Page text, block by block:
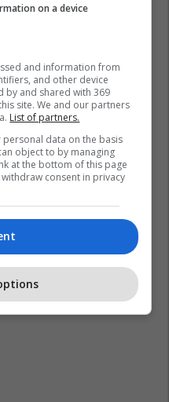
on a device
and information from
and other device
by and shared with 369
site. We and our partners
List of partners.
data on the basis
object to by managing
at the bottom of this page
consent in privacy